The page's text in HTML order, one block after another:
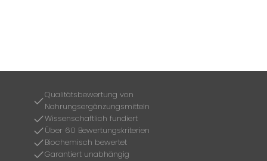
Qualitätsbewertung von
Nahrungsergänzungsmitteln
Wissenschaftlich fundiert
Über 60 Bewertungskriterien
Biochemisch bewertet
Garantiert unabhängig